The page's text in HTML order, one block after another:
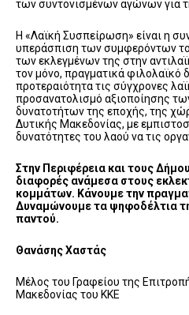
των συντονισμένων αγώνων για
Η «Λαϊκή Συσπείρωση» είναι η
υπεράσπιση των συμφερόντων
των εκλεγμένων της στην
τον μόνο, πραγματικά φιλολαϊκό
προτεραιότητα τις σύγχρονες
προσανατολισμό αξιοποίησης
δυνατοτήτων της εποχής, της
Δυτικής Μακεδονίας, με
δυνατότητες του λαού να τις
Στην Περιφέρεια και τους
διαφορές ανάμεσα στους
κομμάτων. Κάνουμε την
Δυναμώνουμε τα ψηφοδέλτια
παντού.
Θανάσης Χαστάς
Μέλος του Γραφείου της
Μακεδονίας του ΚΚΕ